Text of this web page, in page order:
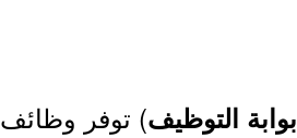
بوابة التوظيف) توفر وظائف